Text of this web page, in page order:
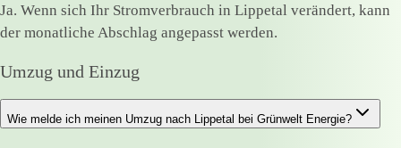
Ja. Wenn sich Ihr Stromverbrauch in Lippetal verändert, kann
der monatliche Abschlag angepasst werden.
Umzug und Einzug
Wie melde ich meinen Umzug nach Lippetal bei Grünwelt Energie?